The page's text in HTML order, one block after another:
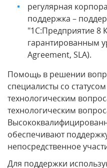
регулярная
поддержка –
"1С:Предприятие 8
гарантированным
Agreement, SLA).
Помощь в решении
специалисты со
технологическим
технологическим
обеспечивают
непосредственное
Для поддержки